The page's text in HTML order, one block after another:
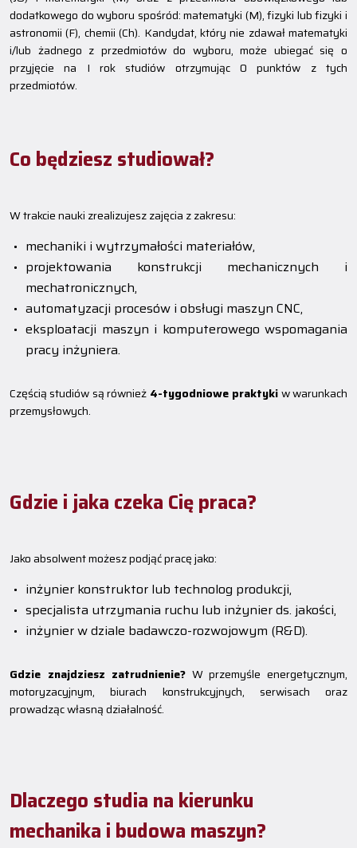
dodatkowego do wyboru spośród: matematyki (M), fizyki lub fizyki i
astronomii (F), chemii (Ch). Kandydat, który nie zdawał matematyki
i/lub żadnego z przedmiotów do wyboru, może ubiegać się o
przyjęcie na I rok studiów otrzymując 0 punktów z tych
przedmiotów.
Co będziesz studiował?
W trakcie nauki zrealizujesz zajęcia z zakresu:
mechaniki i wytrzymałości materiałów,
projektowania konstrukcji mechanicznych i
mechatronicznych,
automatyzacji procesów i obsługi maszyn CNC,
eksploatacji maszyn i komputerowego wspomagania
pracy inżyniera.
Częścią studiów są również 4-tygodniowe praktykiw warunkach
przemysłowych.
Gdzie i jaka czeka Cię praca?
Jako absolwent możesz podjąć pracę jako:
inżynier konstruktor lub technolog produkcji,
specjalista utrzymania ruchu lub inżynier ds. jakości,
inżynier w dziale badawczo-rozwojowym (R&D).
Gdzie znajdziesz zatrudnienie? W przemyśle energetycznym,
motoryzacyjnym, biurach konstrukcyjnych, serwisach oraz
prowadząc własną działalność.
Dlaczego studia na kierunku
mechanika i budowa maszyn?